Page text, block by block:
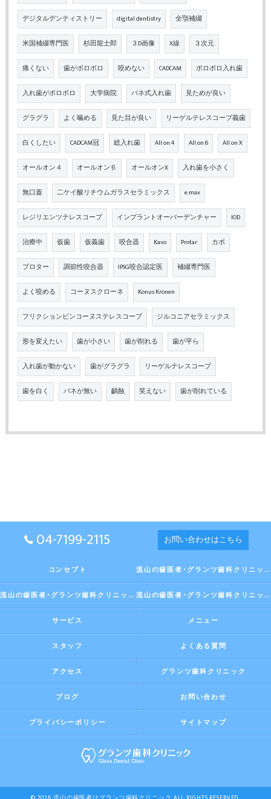
デジタルデンティストリー digital dentistry 全顎補綴
米国補綴専門医 杉田龍士郎 ３D画像 X線 ３次元
痛くない 歯がボロボロ 咬めない CADCAM ボロボロ入れ歯
入れ歯がボロボロ 大学病院 バネ式入れ歯 見ためが良い
グラグラ よく噛める 見た目が良い リーゲルテレスコープ義歯
白くしたい CADCAM冠 総入れ歯 All on 4 All on 6 All on X
オールオン４ オールオン６ オールオンX 入れ歯を小さく
無口蓋 二ケイ酸リチウムガラスセラミックス e.max
レジリエンツテレスコープ インプラントオーバーデンチャー IOD
治療中 仮歯 仮義歯 咬合器 Kavo Protar カボ
プロター 調節性咬合器 IPSG咬合認定医 補綴専門医
よく咬める コーヌスクローネ Konus Kronen
フリクションピンコーヌステレスコープ ジルコニアセラミックス
形を変えたい 歯が小さい 歯が削れる 歯が平ら
入れ歯が動かない 歯がグラグラ リーゲルテレスコープ
歯を白く バネが無い 齲蝕 笑えない 歯が削れている
04-7199-2115 お問い合わせはこちら
コンセプト 流山の歯医者･グランツ歯科クリニックの口コミ情報
流山の歯医者･グランツ歯科クリニックの評判 流山の歯医者･グランツ歯科クリニックのお客様の声
サービス メニュー
スタッフ よくある質問
アクセス グランツ歯科クリニック
ブログ お問い合わせ
プライバシーポリシー サイトマップ